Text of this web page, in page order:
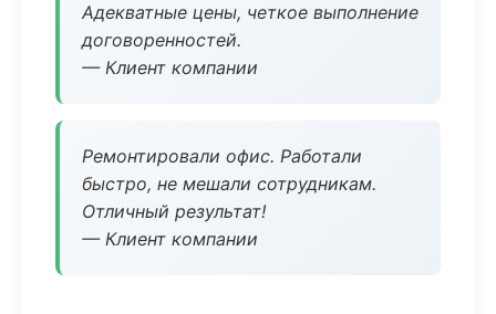
Адекватные цены, четкое выполнение
договоренностей.
— Клиент компании
Ремонтировали офис. Работали
быстро, не мешали сотрудникам.
Отличный результат!
— Клиент компании